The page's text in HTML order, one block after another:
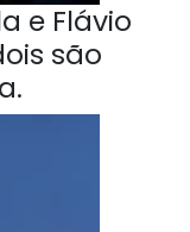
e Flávio
são